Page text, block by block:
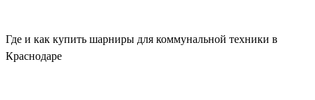
Где и как купить шарниры для коммунальной техники в
Краснодаре